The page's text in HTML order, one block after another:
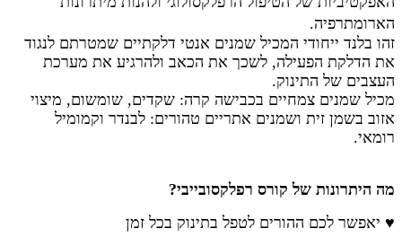
הארומתרפיה.
זהו בלנד ייחודי המכיל שמנים אנטי דלקתיים שמטרתם לנגוד
את הדלקת הפעילה, לשכך את הכאב ולהרגיע את מערכת
העצבים של התינוק.
מכיל שמנים צמחיים בכבישה קרה: שקדים, שומשום, מיצוי
אזוב בשמן זית ושמנים אתריים טהורים: לבנדר וקמומיל
רומאי.
מה היתרונות של קורס רפלקסובייבי?
♥ יאפשר לכם ההורים לטפל בתינוק בכל זמן